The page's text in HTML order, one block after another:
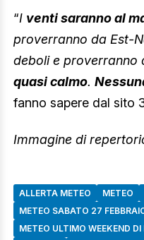
“I venti saranno al
proverranno da Est-
deboli e proverranno
quasi calmo.
fanno sapere dal sito
Immagine di
ALLERTA METEO METEO
METEO SABATO 27
METEO ULTIMO WEEKEND DI